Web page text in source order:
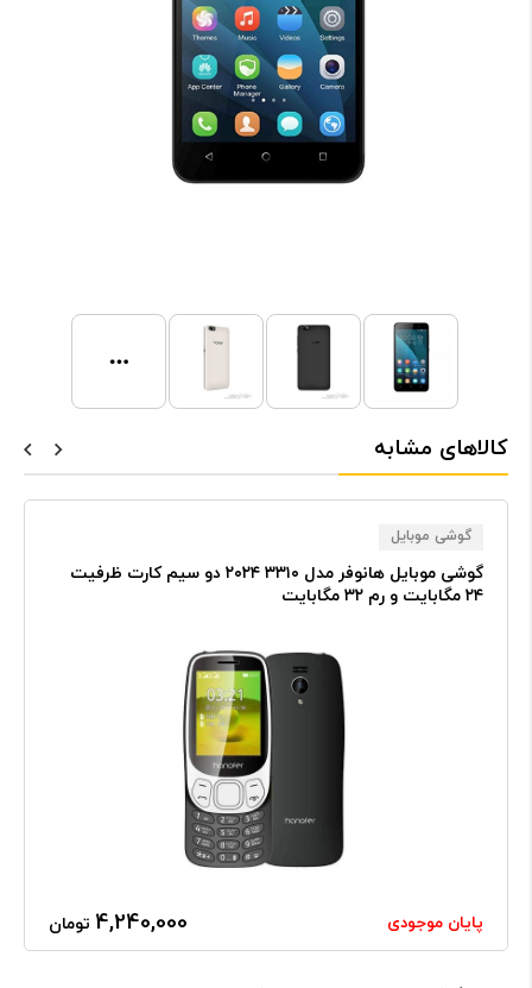
کالاهای مشابه
گوشی موبایل
گوشی موبایل هانوفر مدل ۳۳۱۰ ۲۰۲۴ دو سیم کارت ظرفیت
۲۴ مگابایت و رم ۳۲ مگابایت
4,240,000 تومان پایان موجودی